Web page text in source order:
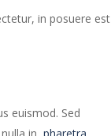
in posuere est
euismod. Sed